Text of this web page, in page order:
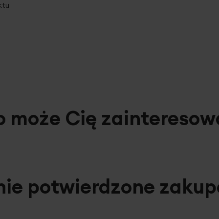
może Cię
potwierdzone